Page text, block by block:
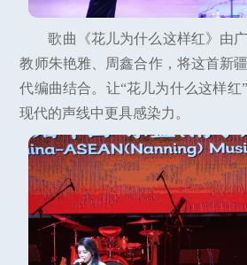
歌曲《花儿为什么这样红》由
教师朱艳雅、周鑫合作，将这首新
代编曲结合。让“花儿为什么这样红
现代的声线中更具感染力。